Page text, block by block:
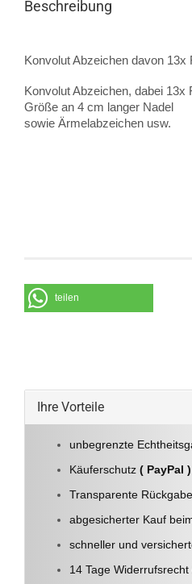
Beschreibung
Konvolut Abzeichen davon 13x
Konvolut Abzeichen, dabei
Größe an 4 cm langer Nadel
sowie Ärmelabzeichen usw.
teilen
Ihre Vorteile
unbegrenzte
Käuferschutz ( PayPal )
Transparente Rückgabe
abgesicherter Kauf
schneller und
14 Tage